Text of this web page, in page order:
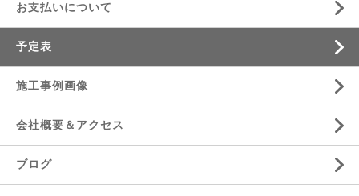
お支払いについて
予定表
施工事例画像
会社概要＆アクセス
ブログ